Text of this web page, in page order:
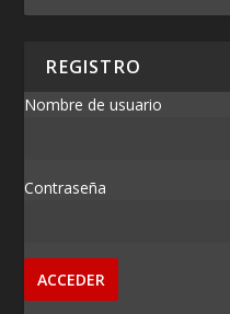
REGISTRO
Nombre de usuario
Contraseña